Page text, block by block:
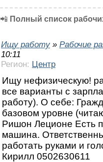
📲 Полный список
Ищу работу » Рабочие
10:11
Регион: Центр
Ищу нефизическую!
все варианты с
работу). О себе:
базовом уровне
Ришон Леционе Есть
машина.
работать руками и
Кирилл 0502630611